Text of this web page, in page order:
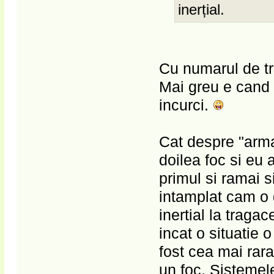
inerțial.
Cu numarul de
Mai greu e
incurci.
Cat despre
doilea foc si eu
primul si ramai
intamplat cam
inertial la
incat o situatie
fost cea mai
un foc.